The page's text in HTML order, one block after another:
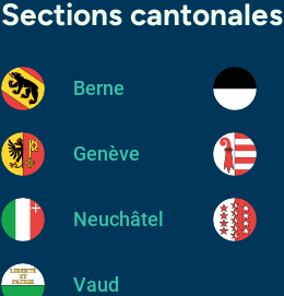
Sections cantonales
Berne
Genève
Neuchâtel
Vaud